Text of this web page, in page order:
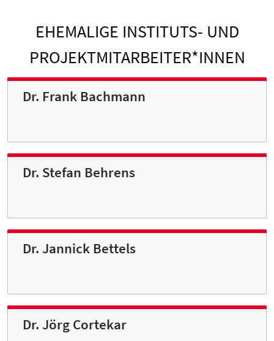
EHEMALIGE INSTITUTS- UND
PROJEKTMITARBEITER*INNEN
Dr. Frank Bachmann
Dr. Stefan Behrens
Dr. Jannick Bettels
Dr. Jörg Cortekar